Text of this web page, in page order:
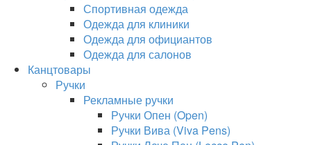
Спортивная одежда
Одежда для клиники
Одежда для официантов
Одежда для салонов
Канцтовары
Ручки
Рекламные ручки
Ручки Опен (Open)
Ручки Вива (Viva Pens)